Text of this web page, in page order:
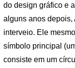
do design gráfico e
alguns anos depois,
interveio. Ele
símbolo principal
consiste em um